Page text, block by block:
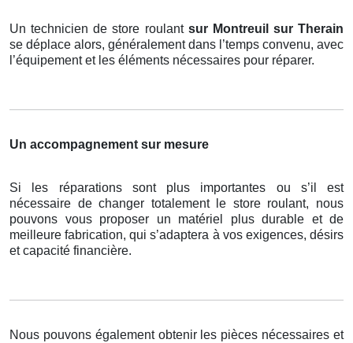
Un technicien de store roulant sur Montreuil sur Therain
se déplace alors, généralement dans l’temps convenu, avec
l’équipement et les éléments nécessaires pour réparer.
Un accompagnement sur mesure
Si les réparations sont plus importantes ou s’il est
nécessaire de changer totalement le store roulant, nous
pouvons vous proposer un matériel plus durable et de
meilleure fabrication, qui s’adaptera à vos exigences, désirs
et capacité financière.
Nous pouvons également obtenir les pièces nécessaires et